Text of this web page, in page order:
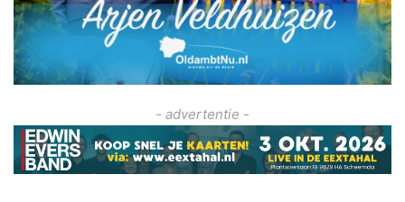
- advertentie -